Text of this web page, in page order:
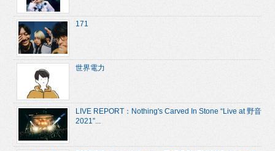
171
世界電力
LIVE REPORT：Nothing's Carved In Stone “Live at 野音
2021”...